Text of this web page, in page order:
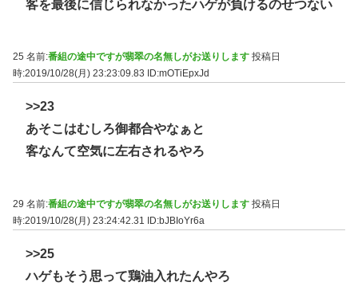
客を最後に信じられなかったハゲが負けるのせつない
25 名前:番組の途中ですが翡翠の名無しがお送りします 投稿日
時:2019/10/28(月) 23:23:09.83
ID:mOTiEpxJd
>>23
あそこはむしろ御都合やなぁと
客なんて空気に左右されるやろ
29 名前:番組の途中ですが翡翠の名無しがお送りします 投稿日
時:2019/10/28(月) 23:24:42.31
ID:bJBIoYr6a
>>25
ハゲもそう思って鶏油入れたんやろ